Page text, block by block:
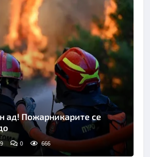
ад! Пожарникарите се
0 666